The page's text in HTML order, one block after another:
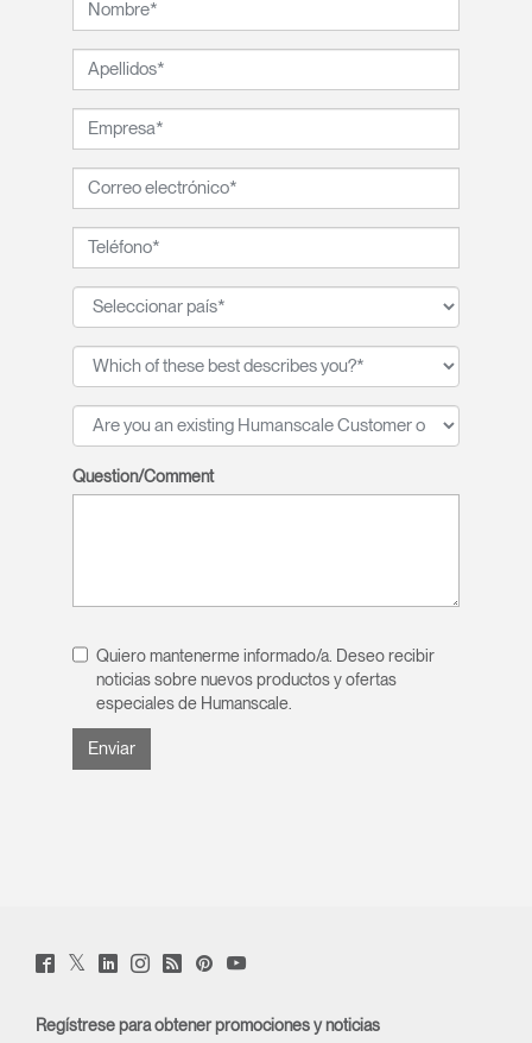
Question/Comment
Quiero mantenerme informado/a. Deseo recibir
noticias sobre nuevos productos y ofertas
especiales de Humanscale.
Facebook
(opens
Twitter
(opens
LinkedIn
(opens
Instagram
(opens
Humanscale
Blog
window)
PinterstYouTube
Regístrese para obtener promociones y noticias